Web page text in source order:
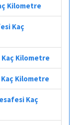
Kilometre
Kaç
Kaç Kilometre
Kaç Kilometre
Kaç